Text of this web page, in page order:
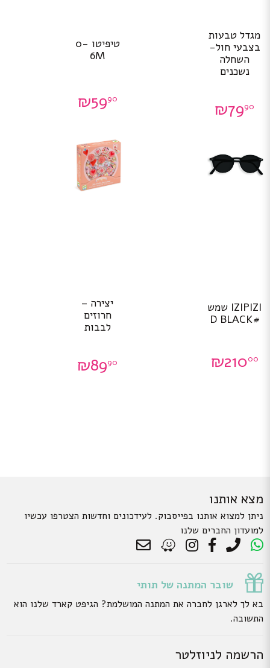
מגדל טבעות
בצבעי חול-
השחלה
נשכנים
₪7990
טיפיטו 0-
6M
₪5990
IZIPIZI שמש
#D BLACK
₪21000
יצירה –
חרוזים
לבבות
₪8990
מצא אותנו
ניתן למצוא אותנו בפייסבוק. לעידכונים וחדשות הצטרפו עכשיו
למועדון החברים שלנו
שובר המתנה של תותי
בא לך לארגן לחברה את המתנה המושלמת? הגיפט קארד שלנו הוא
התשובה.
הרשמה לניוזלטר